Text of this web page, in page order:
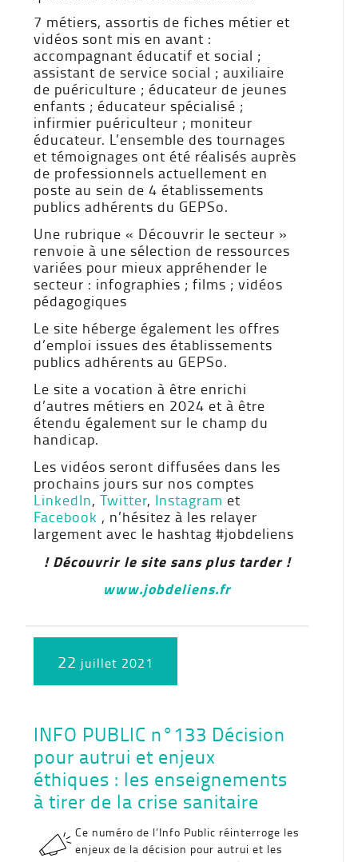
7 métiers, assortis de fiches métier et
vidéos sont mis en avant :
accompagnant éducatif et social ;
assistant de service social ; auxiliaire
de puériculture ; éducateur de jeunes
enfants ; éducateur spécialisé ;
infirmier puériculteur ; moniteur
éducateur. L’ensemble des tournages
et témoignages ont été réalisés auprès
de professionnels actuellement en
poste au sein de 4 établissements
publics adhérents du GEPSo.
Une rubrique « Découvrir le secteur »
renvoie à une sélection de ressources
variées pour mieux appréhender le
secteur : infographies ; films ; vidéos
pédagogiques
Le site héberge également les offres
d’emploi issues des établissements
publics adhérents au GEPSo.
Le site a vocation à être enrichi
d’autres métiers en 2024 et à être
étendu également sur le champ du
handicap.
Les vidéos seront diffusées dans les
prochains jours sur nos comptes
LinkedIn, Twitter, Instagram et
Facebook , n’hésitez à les relayer
largement avec le hashtag #jobdeliens
! Découvrir le site sans plus tarder !
www.jobdeliens.fr
22 juillet 2021
INFO PUBLIC n°133 Décision
pour autrui et enjeux
éthiques : les enseignements
à tirer de la crise sanitaire
Ce numéro de l’Info Public réinterroge les
enjeux de la décision pour autrui et les